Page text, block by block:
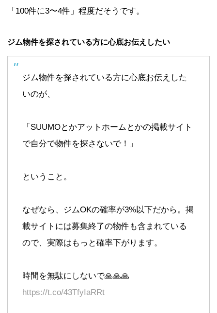
「100件に3〜4件」程度だそうです。
ジム物件を探されている方に心底お伝えしたい
ジム物件を探されている方に心底お伝えした
いのが、
「SUUMOとかアットホームとかの掲載サイト
で自分で物件を探さないで！」
ということ。
なぜなら、ジムOKの確率が3%以下だから。掲
載サイトには募集終了の物件も含まれている
ので、実際はもっと確率下がります。
時間を無駄にしないで🙏🙏🙏
https://t.co/43TfyIaRRt